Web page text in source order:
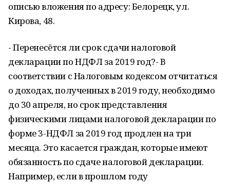
описью вложения по адресу: Белорецк, ул.
Кирова, 48.
- Перенесётся ли срок сдачи налоговой
декларации по НДФЛ за 2019 год?- В
соответствии с Налоговым кодексом отчитаться
о доходах, полученных в 2019 году, необходимо
до 30 апреля, но срок представления
физическими лицами налоговой декларации по
форме 3-НДФЛ за 2019 год продлен на три
месяца. Это касается граждан, которые имеют
обязанность по сдаче налоговой декларации.
Например, если в прошлом году